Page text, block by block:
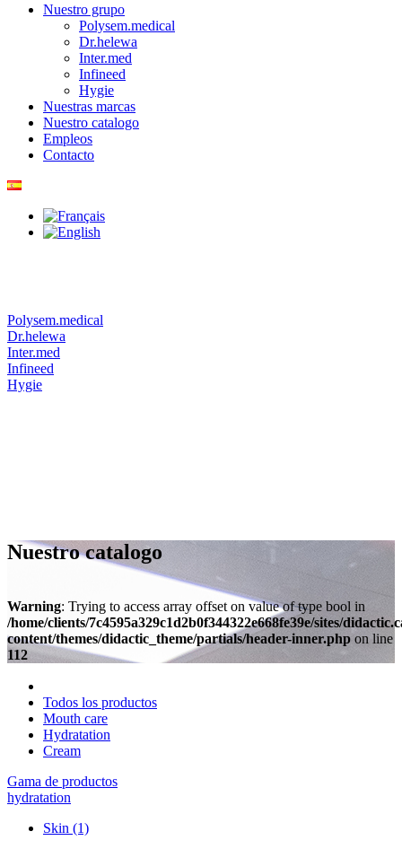
Nuestro grupo
Polysem.medical
Dr.helewa
Inter.med
Infineed
Hygie
Nuestras marcas
Nuestro catalogo
Empleos
Contacto
Polysem.medical
Dr.helewa
Inter.med
Infineed
Hygie
Nuestro catalogo
Warning: Trying to access array offset on value of type bool in
/home/clients/7c4595a329c1d2b0f344322e668fe39e/sites/
content/themes/didactic_theme/partials/header-inner.php on line
112
Todos los productos
Mouth care
Hydratation
Cream
Gama de productos
hydratation
Skin (1)